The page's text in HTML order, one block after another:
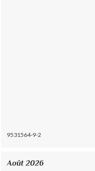
9531564-9-2
Août 2026